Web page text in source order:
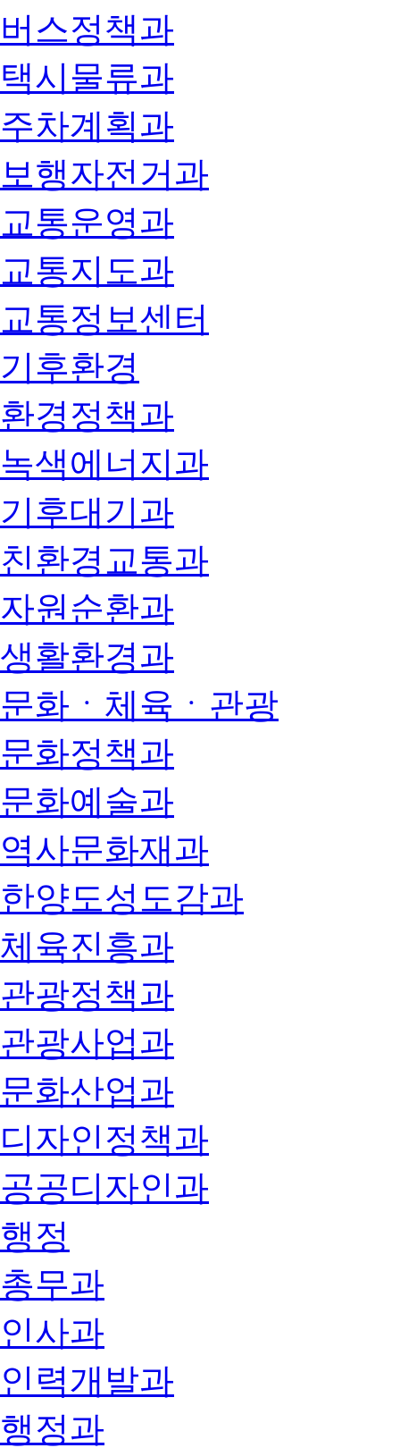
버스정책과
택시물류과
주차계획과
보행자전거과
교통운영과
교통지도과
교통정보센터
기후환경
환경정책과
녹색에너지과
기후대기과
친환경교통과
자원순환과
생활환경과
문화ㆍ체육ㆍ관광
문화정책과
문화예술과
역사문화재과
한양도성도감과
체육진흥과
관광정책과
관광사업과
문화산업과
디자인정책과
공공디자인과
행정
총무과
인사과
인력개발과
행정과